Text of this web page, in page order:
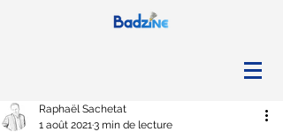
Raphaël Sachetat
1 août 20213 min de lecture